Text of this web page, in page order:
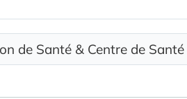
de Santé & Centre de Santé